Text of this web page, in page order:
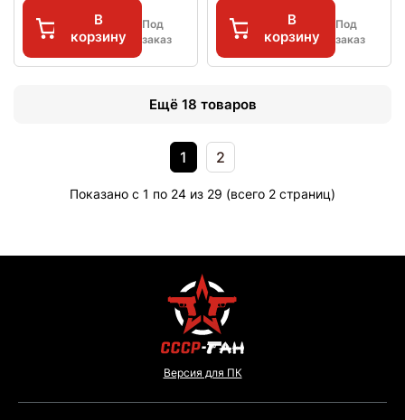
В
корзину
Под
заказ
В
корзину
Под
заказ
Ещё 18 товаров
1 2
Показано с 1 по 24 из 29 (всего 2 страниц)
Версия для ПК